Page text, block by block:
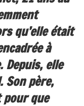
qu’elle était
à
Depuis, elle
Son père,
pour que